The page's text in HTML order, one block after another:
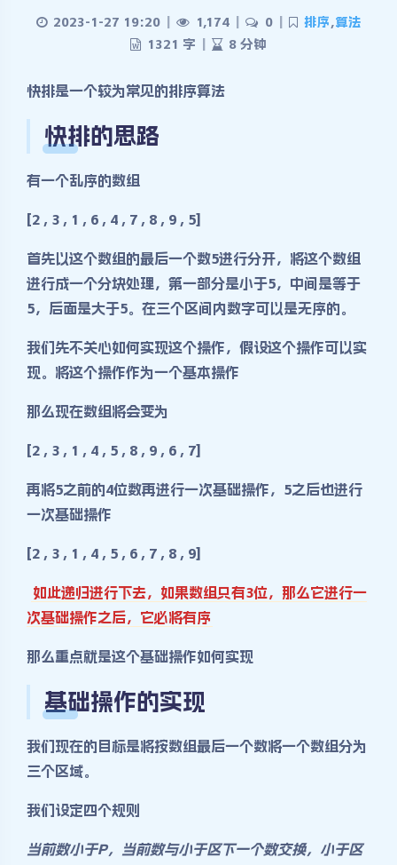
2023-1-27 19:20 1,174 0 排序 ,算法
1321 字
8 分钟
快排是一个较为常见的排序算法
快排的思路
有一个乱序的数组
[2 , 3 , 1 , 6 , 4 , 7 , 8 , 9 , 5]
首先以这个数组的最后一个数5进行分开，将这个数组
进行成一个分块处理，第一部分是小于5，中间是等于
5，后面是大于5。在三个区间内数字可以是无序的。
我们先不关心如何实现这个操作，假设这个操作可以实
现。将这个操作作为一个基本操作
那么现在数组将会变为
[2 , 3 , 1 , 4 , 5 , 8 , 9 , 6 , 7]
再将5之前的4位数再进行一次基础操作，5之后也进行
一次基础操作
[2 , 3 , 1 , 4 , 5 , 6 , 7 , 8 , 9]
如此递归进行下去，如果数组只有3位，那么它进行一
次基础操作之后，它必将有序
那么重点就是这个基础操作如何实现
基础操作的实现
我们现在的目标是将按数组最后一个数将一个数组分为
三个区域。
我们设定四个规则
当前数小于P，当前数与小于区下一个数交换，小于区